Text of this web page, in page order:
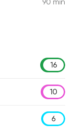
16
10
6